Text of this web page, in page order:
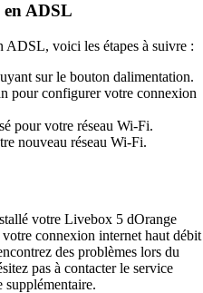
ADSL
voici les étapes à suivre :
sur le bouton dalimentation.
pour configurer votre connexion
pour votre réseau Wi-Fi.
nouveau réseau Wi-Fi.
votre Livebox 5 dOrange
connexion internet haut débit
des problèmes lors du
pas à contacter le service